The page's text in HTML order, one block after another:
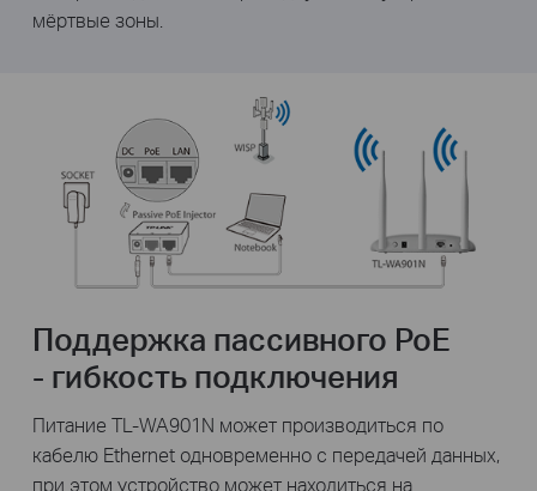
мёртвые зоны.
Поддержка пассивного PoE
- гибкость подключения
Питание TL-WA901N может производиться по
кабелю Ethernet одновременно с передачей данных,
при этом устройство может находиться на